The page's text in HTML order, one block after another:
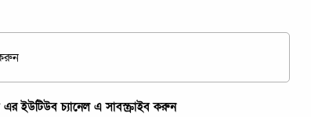
ইউটিউব চ্যানেল এ সাবস্ক্রাইব করুন